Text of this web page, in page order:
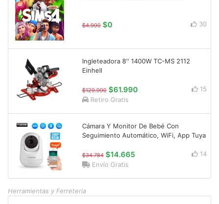
$4.990 $0 30
Ingleteadora 8'' 1400W TC-MS 2112
Einhell
$129.990 $61.990
15
Retiro Gratis
Cámara Y Monitor De Bebé Con
Seguimiento Automático, WiFi, App Tuya
$34.784 $14.665
14
Envío Gratis
Herramientas y Ferreteria